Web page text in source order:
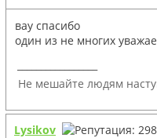
вау спасибо
один из не многих
Не мешайте людям
Lysikov